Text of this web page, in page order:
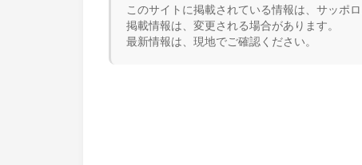
このサイトに掲載されている情報は、サッポ
掲載情報は、変更される場合があります。
最新情報は、現地でご確認ください。